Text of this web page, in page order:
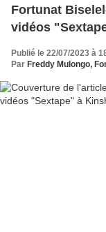
Fortunat
vidéos
Publié le 22/07/2023 à
Par Freddy Mulongo,